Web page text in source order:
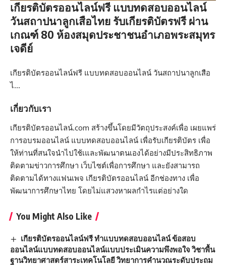
เกียรติบัตรออนไลน์ฟรี แบบทดสอบออนไลน์
วันสถาปนาลูกเสือไทย รับเกียรติบัตรฟรี ผ่าน
เกณฑ์ 80 ห้องสมุดประชาชนอำเภอพระสมุทร
เจดีย์
เกียรติบัตรออนไลน์ฟรี แบบทดสอบออนไลน์ วันสถาปนาลูกเสือ
ไ…
เกี่ยวกับเรา
เกียรติบัตรออนไลน์.com สร้างขึ้นโดยมีวัตถุประสงค์เพื่อ เผยแพร่
การอบรมออนไลน์ แบบทดสอบออนไลน์ เพื่อรับเกียรติบัตร เพื่อ
ให้ท่านที่สนใจนำไปใช้เและพัฒนาตนเองได้อย่างมีประสิทธิภาพ
ติดตามข่าวการศึกษา เว็บไซต์เพื่อการศึกษา และยังสามารถ
ติดตามได้ทางแฟนเพจ เกียรติบัตรออนไลน์ อีกช่องทาง เพื่อ
พัฒนาการศึกษาไทย โดยไม่แสวงหาผลกำไรแต่อย่างใด
You Might Also Like
เกียรติบัตรออนไลน์ฟรี ทำแบบทดสอบออนไลน์ ข้อสอบ
ออนไลน์แบบทดสอบออนไลน์แบบประเมินความพึงพอใจ วิชาพื้น
ฐานวิทยาศาสตร์สาระเทคโนโลยี วิทยาการคำนวณระดับประถม